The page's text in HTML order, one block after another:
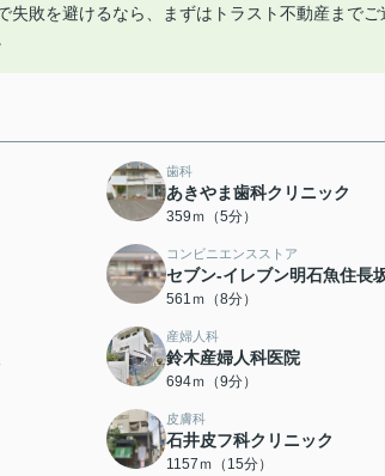
失敗を避けるなら、まずはトラスト不動産まで
歯科
あきやま歯科クリニック
359ｍ（5分）
コンビニエンスストア
セブン-イレブン明石魚住長
561ｍ（8分）
産婦人科
鈴木産婦人科医院
694ｍ（9分）
皮膚科
石井皮フ科クリニック
1157ｍ（15分）